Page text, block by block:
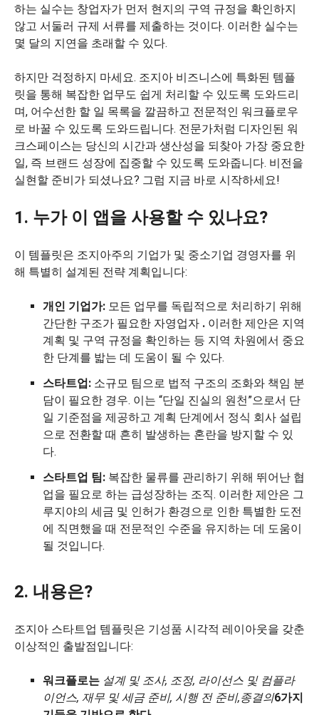
하는 실수는 창업자가 먼저 현지의 구역 규정을 확인하지
않고 서둘러 규제 서류를 제출하는 것이다. 이러한 실수는
몇 달의 지연을 초래할 수 있다.
하지만 걱정하지 마세요. 조지아 비즈니스에 특화된 템플
릿을 통해 복잡한 업무도 쉽게 처리할 수 있도록 도와드리
며, 어수선한 할 일 목록을 깔끔하고 전문적인 워크플로우
로 바꿀 수 있도록 도와드립니다. 전문가처럼 디자인된 워
크스페이스는 당신의 시간과 생산성을 되찾아 가장 중요한
일, 즉 브랜드 성장에 집중할 수 있도록 도와줍니다. 비전을
실현할 준비가 되셨나요? 그럼 지금 바로 시작하세요!
1. 누가 이 앱을 사용할 수 있나요?
이 템플릿은 조지아주의 기업가 및 중소기업 경영자를 위
해 특별히 설계된 전략 계획입니다:
개인 기업가: 모든 업무를 독립적으로 처리하기 위해
간단한 구조가 필요한 자영업자 . 이러한 제안은 지역
계획 및 구역 규정을 확인하는 등 지역 차원에서 중요
한 단계를 밟는 데 도움이 될 수 있다.
스타트업: 소규모 팀으로 법적 구조의 조화와 책임 분
담이 필요한 경우. 이는 “단일 진실의 원천”으로서 단
일 기준점을 제공하고 계획 단계에서 정식 회사 설립
으로 전환할 때 흔히 발생하는 혼란을 방지할 수 있
다.
스타트업 팀: 복잡한 물류를 관리하기 위해 뛰어난 협
업을 필요로 하는 급성장하는 조직. 이러한 제안은 그
루지야의 세금 및 인허가 환경으로 인한 특별한 도전
에 직면했을 때 전문적인 수준을 유지하는 데 도움이
될 것입니다.
2. 내용은?
조지아 스타트업 템플릿은 기성품 시각적 레이아웃을 갖춘
이상적인 출발점입니다:
워크플로는 설계 및 조사, 조정, 라이선스 및 컴플라
이언스, 재무 및 세금 준비, 시행 전 준비,종결의6가지